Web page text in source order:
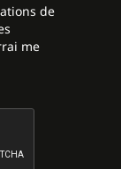
de
me